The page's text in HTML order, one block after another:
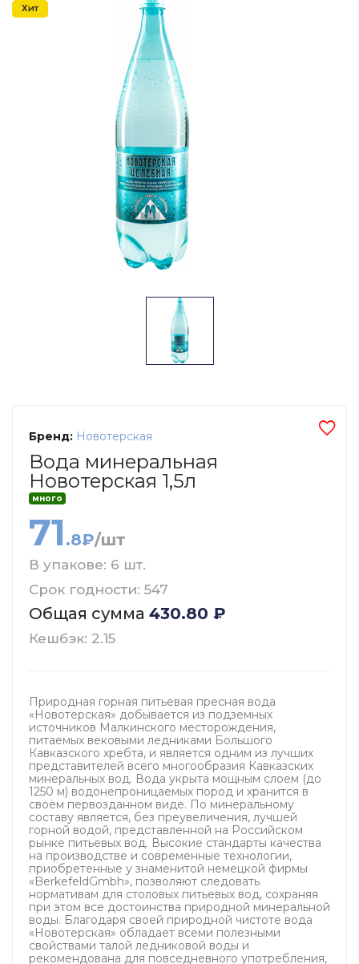
Хит
Бренд: Новотерская
Вода минеральная
Новотерская 1,5л
много
71 .8₽/шт
В упакове: 6 шт.
Срок годности: 547
Общая сумма 430.80 ₽
Кешбэк: 2.15
Природная горная питьевая пресная вода
«Новотерская» добывается из подземных
источников Малкинского месторождения,
питаемых вековыми ледниками Большого
Кавказского хребта, и является одним из лучших
представителей всего многообразия Кавказских
минеральных вод. Вода укрыта мощным слоем (до
1250 м) водонепроницаемых пород и хранится в
своём первозданном виде. По минеральному
составу является, без преувеличения, лучшей
горной водой, представленной на Российском
рынке питьевых вод. Высокие стандарты качества
на производстве и современные технологии,
приобретенные у знаменитой немецкой фирмы
«BerkefeldGmbh», позволяют следовать
нормативам для столовых питьевых вод, сохраняя
при этом все достоинства природной минеральной
воды. Благодаря своей природной чистоте вода
«Новотерская» обладает всеми полезными
свойствами талой ледниковой воды и
рекомендована для повседневного употребления,